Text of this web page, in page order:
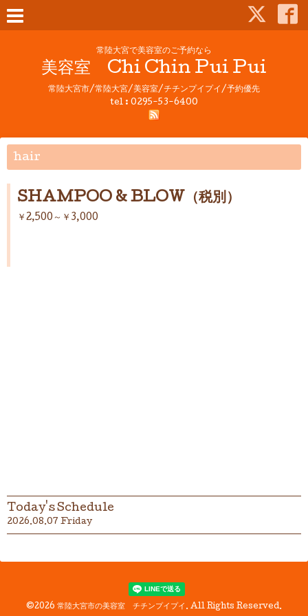
常陸大宮で美容室のご予約なら
美容室 Chi Chin Pui Pui
常陸大宮市/常陸大宮/美容室/チチンプイプイ/予約優先
tel : 0295-53-6400
hair
SHAMPOO & BLOW（税別）
￥2,500～￥3,000
Today's Schedule
2026.08.07 Friday
©2026 常陸大宮市の美容室 チチンプイプイ . All Rights Reserved.